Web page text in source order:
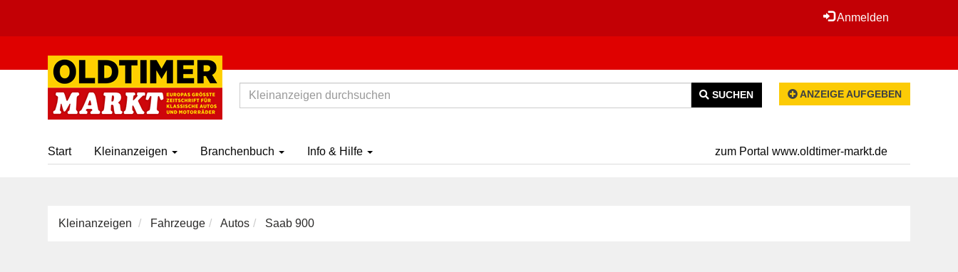
Anmelden
SUCHEN ANZEIGE AUFGEBEN
Start Kleinanzeigen Branchenbuch Info & Hilfe zum Portal www.oldtimer-markt.de
Kleinanzeigen Fahrzeuge Autos Saab 900